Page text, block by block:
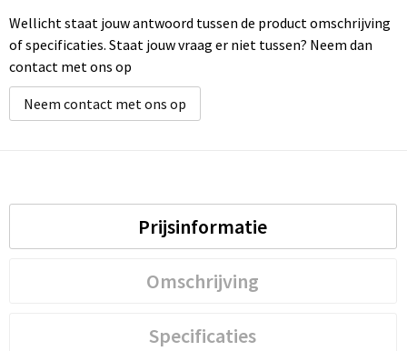
Wellicht staat jouw antwoord tussen de product omschrijving
of specificaties. Staat jouw vraag er niet tussen? Neem dan
contact met ons op
Neem contact met ons op
Prijsinformatie
Omschrijving
Specificaties